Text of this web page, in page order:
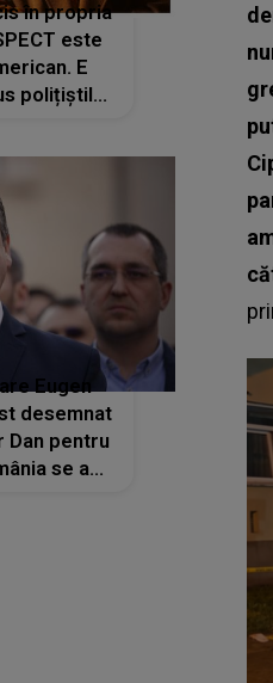
în propria
este
E
polițiștilor
Eugen
desemnat
Dan pentru
se află